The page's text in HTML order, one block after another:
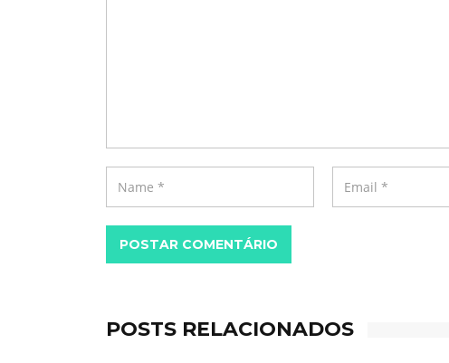
POSTAR COMENTÁRIO
POSTS RELACIONADOS